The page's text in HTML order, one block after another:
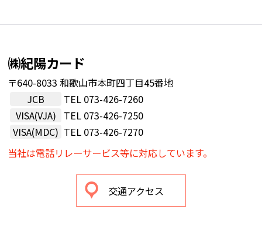
㈱紀陽カード
〒640-8033 和歌山市本町四丁目45番地
JCB
TEL 073-426-7260
VISA(VJA)
TEL 073-426-7250
VISA(MDC) TEL 073-426-7270
当社は電話リレーサービス等に対応しています。
交通アクセス